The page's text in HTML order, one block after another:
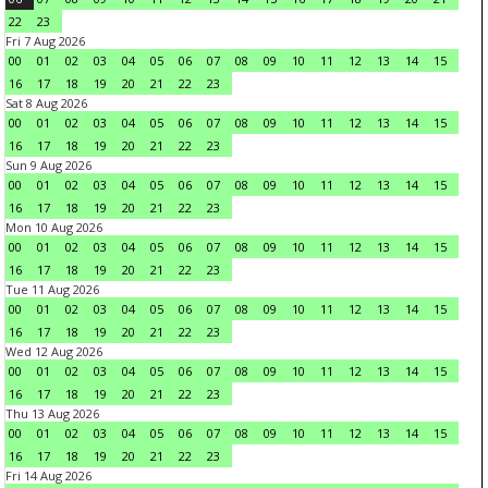
22
23
Fri 7 Aug 2026
00
01 02 03 04 05 06 07 08 09 10 11 12 13 14
15
16
17 18 19 20 21 22
23
Sat 8 Aug 2026
00
01 02 03 04 05 06 07 08 09 10 11 12 13 14
15
16
17 18 19 20 21 22
23
Sun 9 Aug 2026
00
01 02 03 04 05 06 07 08 09 10 11 12 13 14
15
16
17 18 19 20 21 22
23
Mon 10 Aug 2026
00
01 02 03 04 05 06 07 08 09 10 11 12 13 14
15
16
17 18 19 20 21 22
23
Tue 11 Aug 2026
00
01 02 03 04 05 06 07 08 09 10 11 12 13 14
15
16
17 18 19 20 21 22
23
Wed 12 Aug 2026
00
01 02 03 04 05 06 07 08 09 10 11 12 13 14
15
16
17 18 19 20 21 22
23
Thu 13 Aug 2026
00
01 02 03 04 05 06 07 08 09 10 11 12 13 14
15
16
17 18 19 20 21 22
23
Fri 14 Aug 2026